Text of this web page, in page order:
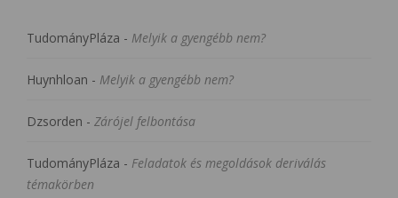
TudományPláza - Melyik a gyengébb nem?
Huynhloan - Melyik a gyengébb nem?
Dzsorden - Zárójel felbontása
TudományPláza - Feladatok és megoldások deriválás
témakörben